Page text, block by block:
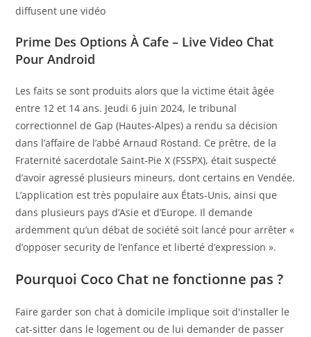
diffusent une vidéo
Prime Des Options À Cafe – Live Video Chat
Pour Android
Les faits se sont produits alors que la victime était âgée
entre 12 et 14 ans. Jeudi 6 juin 2024, le tribunal
correctionnel de Gap (Hautes-Alpes) a rendu sa décision
dans l’affaire de l’abbé Arnaud Rostand. Ce prêtre, de la
Fraternité sacerdotale Saint-Pie X (FSSPX), était suspecté
d’avoir agressé plusieurs mineurs, dont certains en Vendée.
L’application est très populaire aux États-Unis, ainsi que
dans plusieurs pays d’Asie et d’Europe. Il demande
ardemment qu’un débat de société soit lancé pour arrêter «
d’opposer security de l’enfance et liberté d’expression ».
Pourquoi Coco Chat ne fonctionne pas ?
Faire garder son chat à domicile implique soit d'installer le
cat-sitter dans le logement ou de lui demander de passer